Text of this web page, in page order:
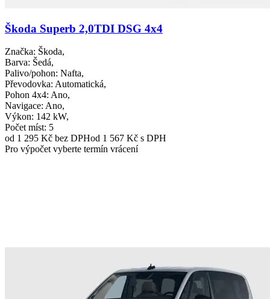
Škoda Superb 2,0TDI DSG 4x4
Značka: Škoda,
Barva: Šedá,
Palivo/pohon: Nafta,
Převodovka: Automatická,
Pohon 4x4: Ano,
Navigace: Ano,
Výkon: 142 kW,
Počet míst: 5
od 1 295 Kč bez DPHod 1 567 Kč s DPH
Pro výpočet vyberte termín vrácení